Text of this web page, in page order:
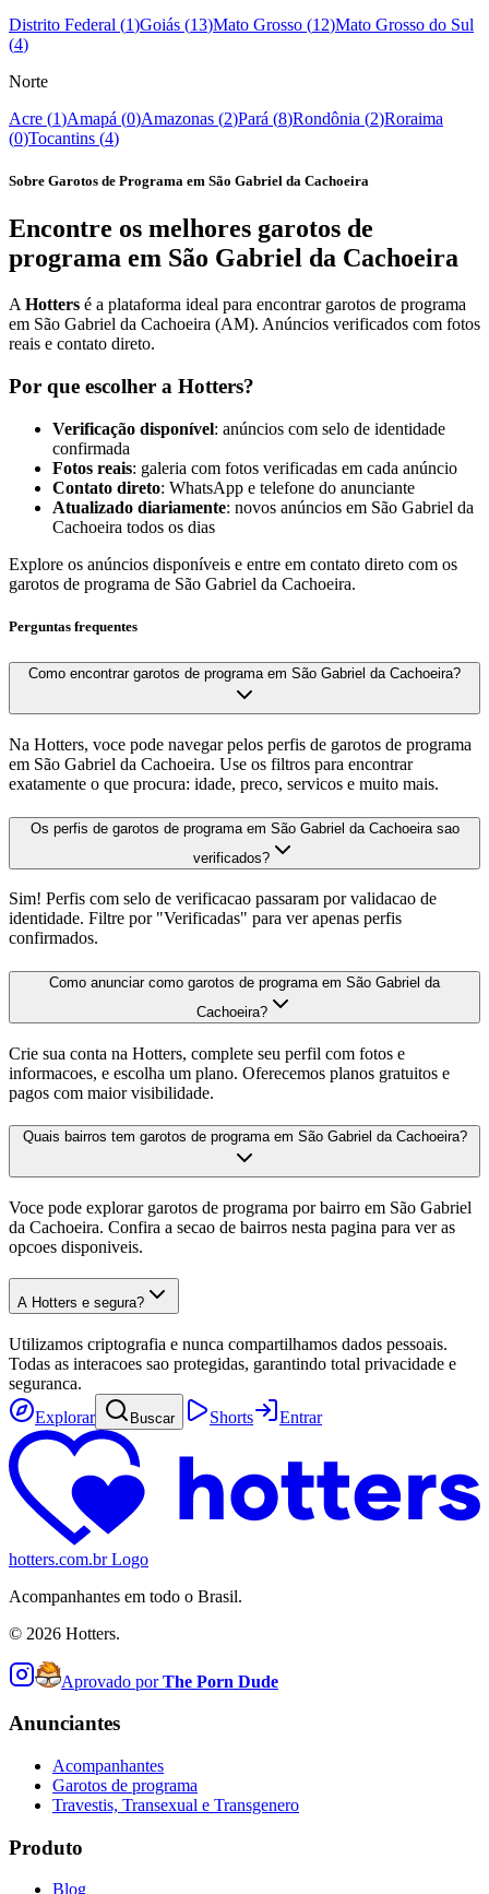
Distrito Federal (1)Goiás (13)Mato Grosso (12)Mato Grosso do Sul
(4)
Norte
Acre (1)Amapá (0)Amazonas (2)Pará (8)Rondônia (2)Roraima
(0)Tocantins (4)
Sobre Garotos de Programa em São Gabriel da Cachoeira
Encontre os melhores garotos de
programa em São Gabriel da Cachoeira
A Hotters é a plataforma ideal para encontrar garotos de programa
em São Gabriel da Cachoeira (AM). Anúncios verificados com fotos
reais e contato direto.
Por que escolher a Hotters?
Verificação disponível: anúncios com selo de identidade
confirmada
Fotos reais: galeria com fotos verificadas em cada anúncio
Contato direto: WhatsApp e telefone do anunciante
Atualizado diariamente: novos anúncios em São Gabriel da
Cachoeira todos os dias
Explore os anúncios disponíveis e entre em contato direto com os
garotos de programa de São Gabriel da Cachoeira.
Perguntas frequentes
Como encontrar garotos de programa em São Gabriel da Cachoeira?
Na Hotters, voce pode navegar pelos perfis de garotos de programa
em São Gabriel da Cachoeira. Use os filtros para encontrar
exatamente o que procura: idade, preco, servicos e muito mais.
Os perfis de garotos de programa em São Gabriel da Cachoeira sao
verificados?
Sim! Perfis com selo de verificacao passaram por validacao de
identidade. Filtre por "Verificadas" para ver apenas perfis
confirmados.
Como anunciar como garotos de programa em São Gabriel da
Cachoeira?
Crie sua conta na Hotters, complete seu perfil com fotos e
informacoes, e escolha um plano. Oferecemos planos gratuitos e
pagos com maior visibilidade.
Quais bairros tem garotos de programa em São Gabriel da Cachoeira?
Voce pode explorar garotos de programa por bairro em São Gabriel
da Cachoeira. Confira a secao de bairros nesta pagina para ver as
opcoes disponiveis.
A Hotters e segura?
Utilizamos criptografia e nunca compartilhamos dados pessoais.
Todas as interacoes sao protegidas, garantindo total privacidade e
seguranca.
Explorar
Buscar Shorts Entrar
hotters.com.br Logo
Acompanhantes em todo o Brasil.
© 2026 Hotters.
Aprovado por The Porn Dude
Anunciantes
Acompanhantes
Garotos de programa
Travestis, Transexual e Transgenero
Produto
Blog